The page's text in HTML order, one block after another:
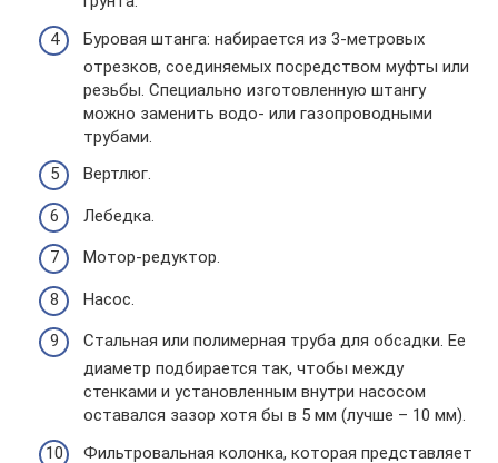
Буровая штанга: набирается из 3-метровых
отрезков, соединяемых посредством муфты или
резьбы. Специально изготовленную штангу
можно заменить водо- или газопроводными
трубами.
Вертлюг.
Лебедка.
Мотор-редуктор.
Насос.
Стальная или полимерная труба для обсадки. Ее
диаметр подбирается так, чтобы между
стенками и установленным внутри насосом
оставался зазор хотя бы в 5 мм (лучше – 10 мм).
Фильтровальная колонка, которая представляет